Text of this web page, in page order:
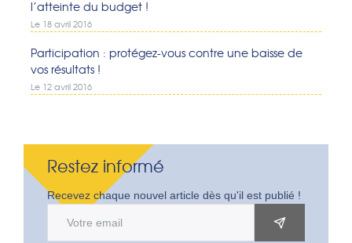
Restez informé
Recevez chaque nouvel article dès qu'il est publié !
OK
l’atteinte du budget !
Le 18 avril 2016
Participation : protégez-vous contre une baisse de
vos résultats !
Le 12 avril 2016